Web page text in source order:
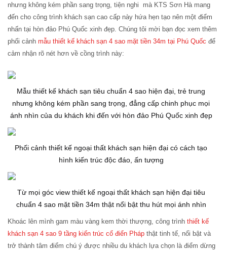
nhưng không kém phần sang trọng, tiện nghi mà KTS Sơn Hà mang
đến cho công trình khách sạn cao cấp này hứa hẹn tạo nên một điểm
nhấn tại hòn đảo Phú Quốc xinh đẹp. Chúng tôi mời bạn đọc xem thêm
phối cảnh mẫu thiết kế khách sạn 4 sao mặt tiền 34m tại Phú Quốc để
cảm nhận rõ nét hơn về cồng trình này:
Mẫu thiết kế khách sạn tiêu chuẩn 4 sao hiện đại, trẻ trung
nhưng không kém phần sang trọng, đẳng cấp chinh phục mọi
ánh nhìn của du khách khi đến với hòn đảo Phú Quốc xinh đẹp
Phối cảnh thiết kế ngoại thất khách sạn hiện đại có cách tạo
hình kiến trúc độc đáo, ấn tượng
Từ mọi góc view thiết kế ngoại thất khách sạn hiện đại tiêu
chuẩn 4 sao mặt tiền 34m thật nổi bật thu hút mọi ánh nhìn
Khoác lên mình gam màu vàng kem thời thượng, công trình thiết kế
khách sạn 4 sao 9 tầng kiến trúc cổ điển Pháp thật tinh tế, nổi bật và
trở thành tâm điểm chú ý được nhiều du khách lựa chọn là điểm dừng